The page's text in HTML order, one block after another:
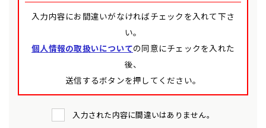
入力内容にお間違いがなければチェックを入れて下さ
い。
個人情報の取扱いについての同意にチェックを入れた
後、
送信するボタンを押してください。
入力された内容に間違いはありません。